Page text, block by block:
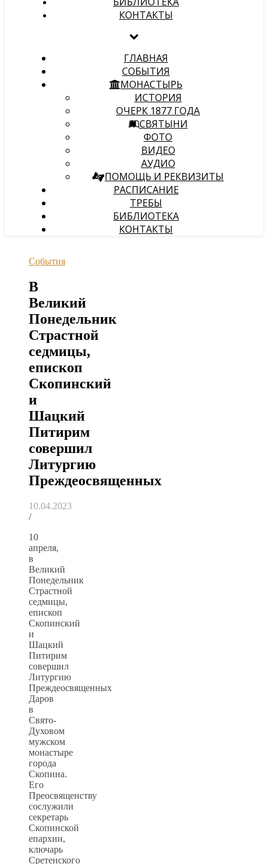
КОНТАКТЫ
ГЛАВНАЯ
СОБЫТИЯ
МОНАСТЫРЬ
ИСТОРИЯ
ОЧЕРК 1877 ГОДА
СВЯТЫНИ
ФОТО
ВИДЕО
АУДИО
ПОМОЩЬ И РЕКВИЗИТЫ
РАСПИСАНИЕ
ТРЕБЫ
БИБЛИОТЕКА
КОНТАКТЫ
События
В
Великий
Понедельник
Страстной
седмицы,
епископ
Скопинский
и
Шацкий
Питирим
совершил
Литургию
Преждеосвященных
10.04.2023
/
10
апреля,
в
Великий
Понедельник
Страстной
седмицы,
епископ
Скопинский
и
Шацкий
Питирим
совершил
Литургию
Преждеосвященных
Даров
в
Свято-
Духовом
мужском
монастыре
города
Скопина.
Его
Преосвященству
сослужили
секретарь
Скопинской
епархии,
ключарь
Сретенского